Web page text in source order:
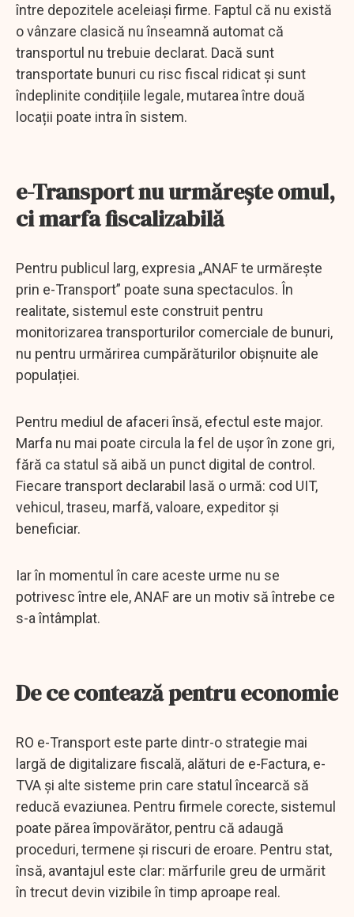
între depozitele aceleiași firme. Faptul că nu există
o vânzare clasică nu înseamnă automat că
transportul nu trebuie declarat. Dacă sunt
transportate bunuri cu risc fiscal ridicat și sunt
îndeplinite condițiile legale, mutarea între două
locații poate intra în sistem.
e-Transport nu urmărește omul,
ci marfa fiscalizabilă
Pentru publicul larg, expresia „ANAF te urmărește
prin e-Transport” poate suna spectaculos. În
realitate, sistemul este construit pentru
monitorizarea transporturilor comerciale de bunuri,
nu pentru urmărirea cumpărăturilor obișnuite ale
populației.
Pentru mediul de afaceri însă, efectul este major.
Marfa nu mai poate circula la fel de ușor în zone gri,
fără ca statul să aibă un punct digital de control.
Fiecare transport declarabil lasă o urmă: cod UIT,
vehicul, traseu, marfă, valoare, expeditor și
beneficiar.
Iar în momentul în care aceste urme nu se
potrivesc între ele, ANAF are un motiv să întrebe ce
s-a întâmplat.
De ce contează pentru economie
RO e-Transport este parte dintr-o strategie mai
largă de digitalizare fiscală, alături de e-Factura, e-
TVA și alte sisteme prin care statul încearcă să
reducă evaziunea. Pentru firmele corecte, sistemul
poate părea împovărător, pentru că adaugă
proceduri, termene și riscuri de eroare. Pentru stat,
însă, avantajul este clar: mărfurile greu de urmărit
în trecut devin vizibile în timp aproape real.